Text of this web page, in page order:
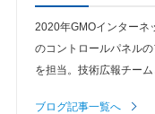
2020年GMOインターネ
のコントロールパネル
を担当。技術広報チーム
ブログ記事一覧へ